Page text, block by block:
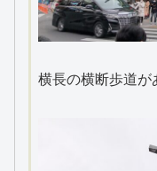
横長の横断歩道が